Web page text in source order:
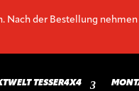
der Bestellung
TESSER4X4